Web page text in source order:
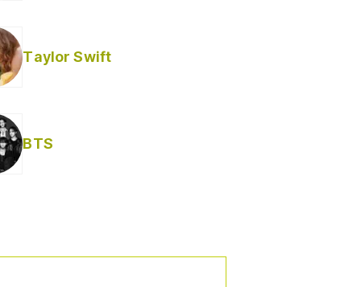
Taylor Swift
BTS